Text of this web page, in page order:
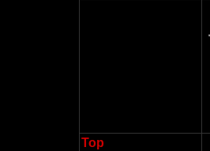
Top